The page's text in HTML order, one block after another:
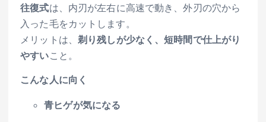
往復式は、内刃が左右に高速で動き、外刃の穴から
入った毛をカットします。
メリットは、 剃り残しが少なく、短時間で仕上がり
やすいこと。
こんな人に向く
青ヒゲが気になる